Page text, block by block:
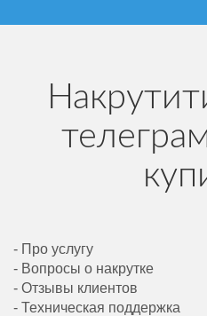
- Про услугу
- Вопросы о накрутке
- Отзывы клиентов
- Техническая поддержка